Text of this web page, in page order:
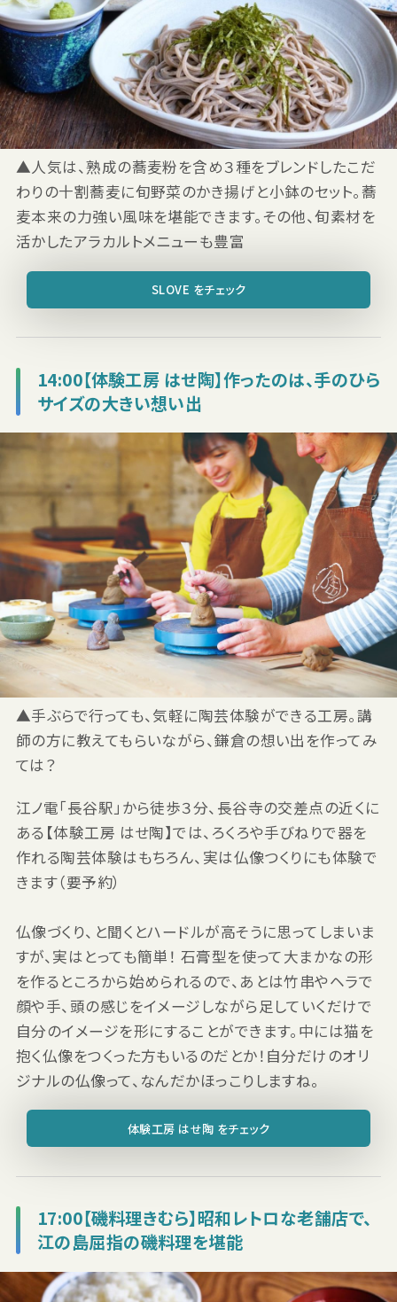
▲人気は、熟成の蕎麦粉を含め３種をブレンドしたこだ
わりの十割蕎麦に旬野菜のかき揚げと小鉢のセット。蕎
麦本来の力強い風味を堪能できます。その他、旬素材を
活かしたアラカルトメニューも豊富
SLOVE をチェック
14:00【体験工房 はせ陶】作ったのは、手のひら
サイズの大きい想い出
▲手ぶらで行っても、気軽に陶芸体験ができる工房。講
師の方に教えてもらいながら、鎌倉の想い出を作ってみ
ては？
江ノ電「長谷駅」から徒歩３分、長谷寺の交差点の近くに
ある【体験工房 はせ陶】では、ろくろや手びねりで器を
作れる陶芸体験はもちろん、実は仏像つくりにも体験で
きます（要予約）
仏像づくり、と聞くとハードルが高そうに思ってしまいま
すが、実はとっても簡単！ 石膏型を使って大まかなの形
を作るところから始められるので、あとは竹串やヘラで
顔や手、頭の感じをイメージしながら足していくだけで
自分のイメージを形にすることができます。中には猫を
抱く仏像をつくった方もいるのだとか！自分だけのオリ
ジナルの仏像って、なんだかほっこりしますね。
体験工房 はせ陶 をチェック
17:00【磯料理きむら】昭和レトロな老舗店で、
江の島屈指の磯料理を堪能